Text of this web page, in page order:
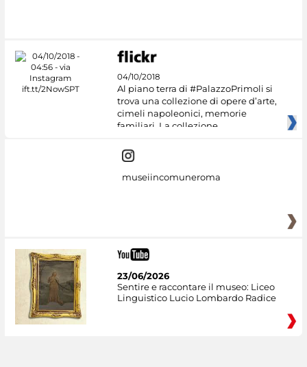
04/10/2018
Al piano terra di #PalazzoPrimoli si
trova una collezione di opere d’arte,
cimeli napoleonici, memorie
familiari. La collezione
museiincomuneroma
23/06/2026
Sentire e raccontare il museo: Liceo
Linguistico Lucio Lombardo Radice